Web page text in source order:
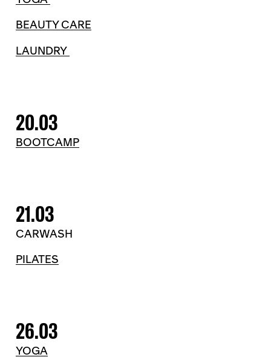
BEAUTY CARE
LAUNDRY
20.03
BOOTCAMP
21.03
CARWASH
PILATES
26.03
YOGA